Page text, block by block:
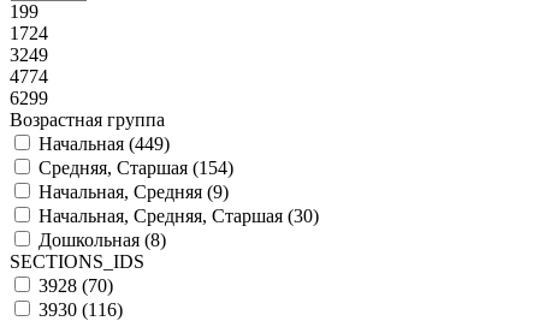
199
1724
3249
4774
6299
Возрастная группа
Начальная (449)
Средняя, Старшая (154)
Начальная, Средняя (9)
Начальная, Средняя, Старшая (30)
Дошкольная (8)
SECTIONS_IDS
3928 (70)
3930 (116)